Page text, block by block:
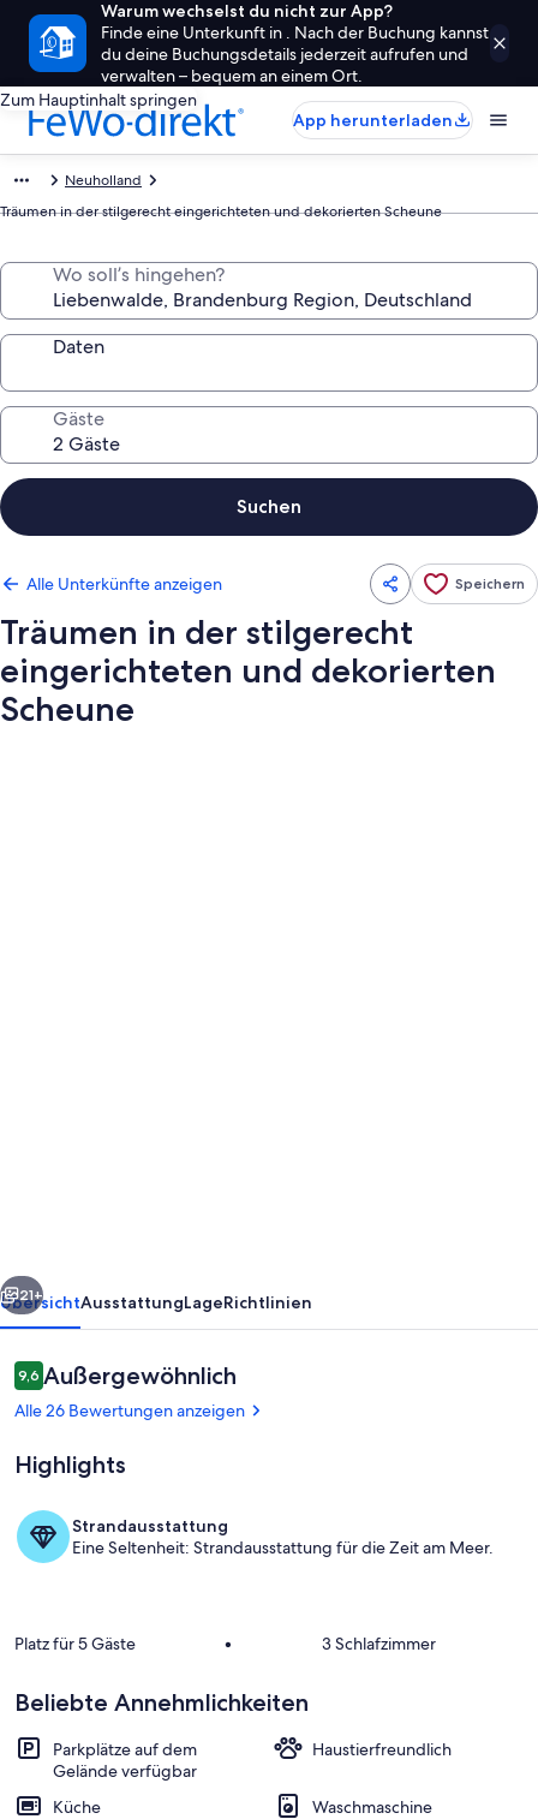
Warum wechselst du nicht zur App?
Finde eine Unterkunft in . Nach der Buchung kannst
du deine Buchungsdetails jederzeit aufrufen und
verwalten – bequem an einem Ort.
Zum Hauptinhalt springen
App herunterladen
Neuholland
Träumen in der stilgerecht eingerichteten und dekorierten Scheune
Wo soll’s hingehen?
Daten
Gäste
Suchen
Alle Unterkünfte anzeigen Speichern
Träumen in der stilgerecht
eingerichteten und dekorierten
Scheune
dekorierten
Scheune
Wohnbereich
Weiter
21+
ÜbersichtAusstattungLageRichtlinien
Bewertungen
9,69,6 von 10.
Außergewöhnlich
Alle 26 Bewertungen anzeigen
Highlights
Strandausstattung
Eine Seltenheit: Strandausstattung für die Zeit am Meer.
Platz für 5 Gäste • 3 Schlafzimmer
Beliebte Annehmlichkeiten
Parkplätze auf dem
Gelände verfügbar
Haustierfreundlich
Küche
Waschmaschine